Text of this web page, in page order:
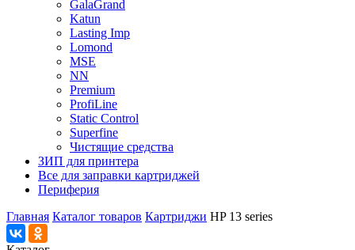
GalaGrand
Katun
Lasting Imp
Lomond
MSE
NN
Premium
ProfiLine
Static Control
Superfine
Чистящие средства
ЗИП для принтера
Все для заправки картриджей
Периферия
Главная Каталог товаров Картриджи HP 13 series